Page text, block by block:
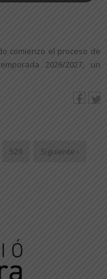
comienzo el proceso de
2026/2027, un
529 Siguiente ›